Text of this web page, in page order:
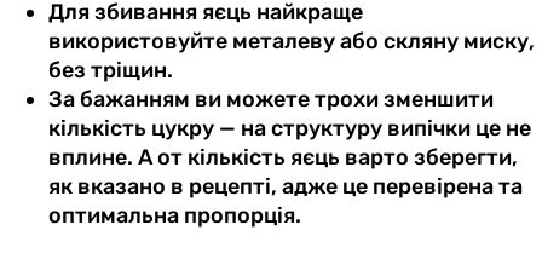
Для збивання яєць найкраще
використовуйте металеву або скляну миску,
без тріщин.
За бажанням ви можете трохи зменшити
кількість цукру — на структуру випічки це не
вплине. А от кількість яєць варто зберегти,
як вказано в рецепті, адже це перевірена та
оптимальна пропорція.